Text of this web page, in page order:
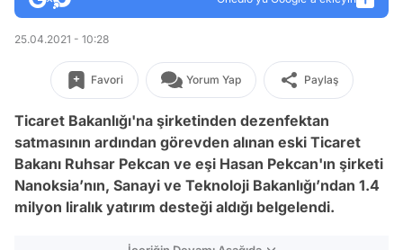
25.04.2021 - 10:28
Favori Yorum Yap Paylaş
Ticaret Bakanlığı'na şirketinden dezenfektan
satmasının ardından görevden alınan eski Ticaret
Bakanı Ruhsar Pekcan ve eşi Hasan Pekcan'ın şirketi
Nanoksia’nın, Sanayi ve Teknoloji Bakanlığı’ndan 1.4
milyon liralık yatırım desteği aldığı belgelendi.